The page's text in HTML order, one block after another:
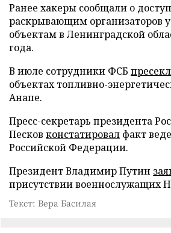
Ранее хакеры сообщали о
раскрывающим организаторов
объектам в Ленинградской
года.
В июле сотрудники ФСБ
объектах топливно-
Анапе.
Пресс-секретарь президента
Песков констатировал факт
Российской Федерации.
Президент Владимир Путин
присутствии военнослужащих
Текст: Вера Басилая